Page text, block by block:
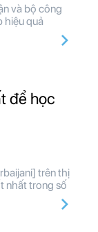
và bộ công
hiệu quả
để học
trên thị
nhất trong số